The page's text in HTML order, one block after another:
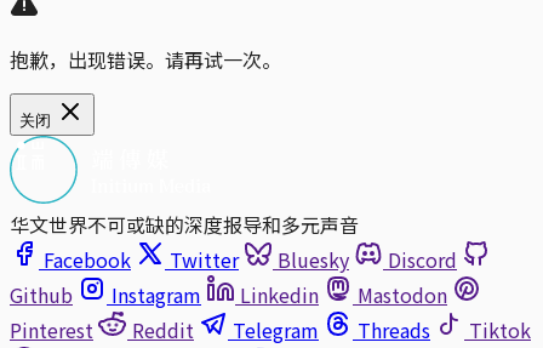
抱歉，出现错误。请再试一次。
关闭
华文世界不可或缺的深度报导和多元声音
Facebook
Twitter Bluesky
Discord
Github
Instagram Linkedin
Mastodon
Pinterest
Reddit Telegram Threads
Tiktok